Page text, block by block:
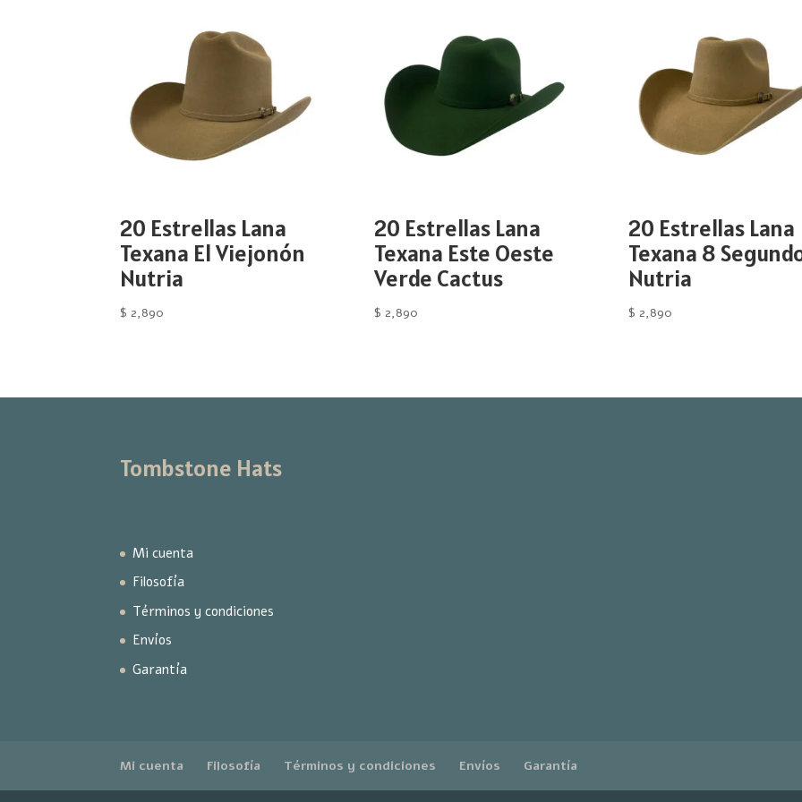
20 Estrellas Lana
Texana El Viejonón
Nutria
$ 2,890
20 Estrellas Lana
Texana Este Oeste
Verde Cactus
$ 2,890
20 Estrellas Lana
Texana 8
Nutria
$ 2,890
Tombstone Hats
Mi cuenta
Filosofía
Términos y condiciones
Envíos
Garantía
Mi cuenta Filosofía Términos y condiciones Envíos Garantía